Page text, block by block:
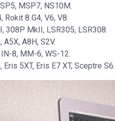
MSP7, NS10M.
Rokit 8 G4, V6, V8.
308P MkII, LSR305, LSR308.
A5X, A8H, S2V.
8, MM-6, WS-12.
5XT, Eris E7 XT, Sceptre S6.